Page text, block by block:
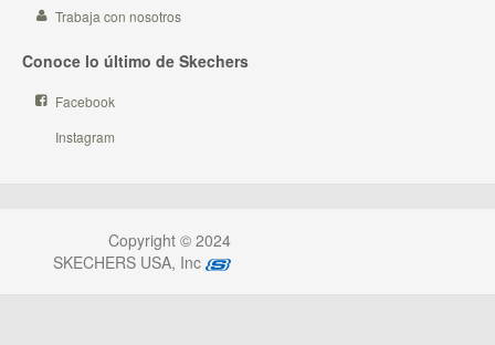
Trabaja con nosotros
Conoce lo último de Skechers
Facebook
Instagram
Copyright © 2024
SKECHERS USA, Inc